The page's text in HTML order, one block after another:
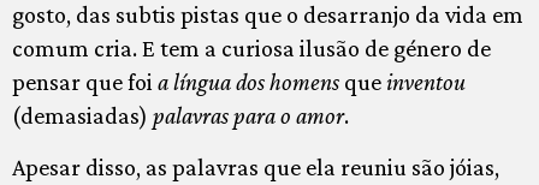
gosto, das subtis pistas que o desarranjo da vida em
comum cria. E tem a curiosa ilusão de género de
pensar que foi a língua dos homens queinventou
(demasiadas) palavras para o amor.
Apesar disso, as palavras que ela reuniu são jóias,